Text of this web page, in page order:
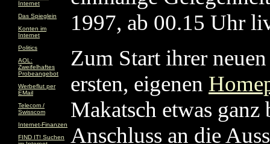
Internet
Das Spieglein
Konten im
Internet
Politics
AOL:
Zweifelhaftes
Probeangebot
Werbeflut per
EMail
Telecom /
Swisscom
Internet-Finanzen
FIND IT! Suchen
1997, ab 00.15 Uhr
Zum Start ihrer
ersten, eigenen
Makatsch etwas ganz
Anschluss an die